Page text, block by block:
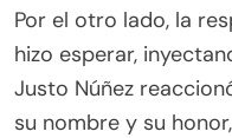
Por el otro lado, la
hizo esperar,
Justo Núñez
su nombre y su